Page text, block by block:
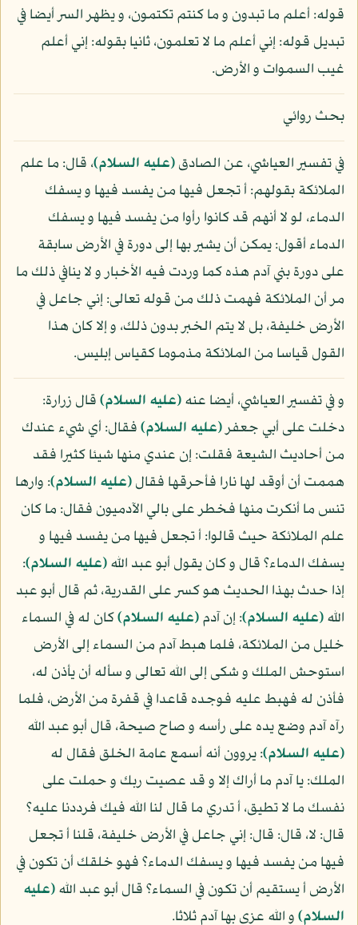
قوله: أعلم ما تبدون و ما كنتم تكتمون، و يظهر السر أيضا في
تبديل قوله: إني أعلم ما لا تعلمون، ثانيا بقوله: إني أعلم
غيب السموات و الأرض.
بحث روائي
في تفسير العياشي، عن الصادق(عليه السلام)، قال: ما علم
الملائكة بقولهم: أ تجعل فيها من يفسد فيها و يسفك
الدماء، لو لا أنهم قد كانوا رأوا من يفسد فيها و يسفك
الدماء أقول: يمكن أن يشير بها إلى دورة في الأرض سابقة
على دورة بني آدم هذه كما وردت فيه الأخبار و لا ينافي ذلك ما
مر أن الملائكة فهمت ذلك من قوله تعالى: إني جاعل في
الأرض خليفة، بل لا يتم الخبر بدون ذلك، و إلا كان هذا
القول قياسا من الملائكة مذموما كقياس إبليس.
و في تفسير العياشي، أيضا عنه(عليه السلام)قال زرارة:
دخلت على أبي جعفر(عليه السلام)فقال: أي شيء عندك
من أحاديث الشيعة فقلت: إن عندي منها شيئا كثيرا فقد
هممت أن أوقد لها نارا فأحرقها فقال(عليه السلام): وارها
تنس ما أنكرت منها فخطر على بالي الآدميون فقال: ما كان
علم الملائكة حيث قالوا: أ تجعل فيها من يفسد فيها و
يسفك الدماء؟ قال و كان يقول أبو عبد الله(عليه السلام):
إذا حدث بهذا الحديث هو كسر على القدرية، ثم قال أبو عبد
الله(عليه السلام): إن آدم(عليه السلام)كان له في السماء
خليل من الملائكة، فلما هبط آدم من السماء إلى الأرض
استوحش الملك و شكى إلى الله تعالى و سأله أن يأذن له،
فأذن له فهبط عليه فوجده قاعدا في قفرة من الأرض، فلما
رآه آدم وضع يده على رأسه و صاح صيحة، قال أبو عبد الله
(عليه السلام): يروون أنه أسمع عامة الخلق فقال له
الملك: يا آدم ما أراك إلا و قد عصيت ربك و حملت على
نفسك ما لا تطيق، أ تدري ما قال لنا الله فيك فرددنا عليه؟
قال: لا، قال: قال: إني جاعل في الأرض خليفة، قلنا أ تجعل
فيها من يفسد فيها و يسفك الدماء؟ فهو خلقك أن تكون في
الأرض أ يستقيم أن تكون في السماء؟ قال أبو عبد الله(عليه
السلام)و الله عزى بها آدم ثلاثا.